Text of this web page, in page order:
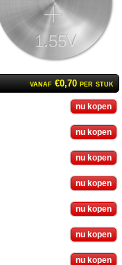
1.55V
vanaf €0,70 per stuk
nu kopen
nu kopen
nu kopen
nu kopen
nu kopen
nu kopen
nu kopen